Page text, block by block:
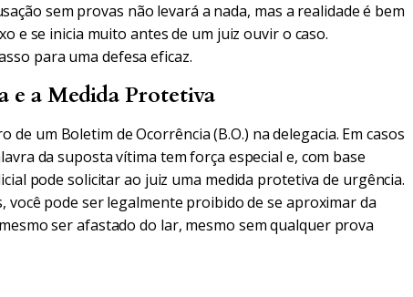
sem provas não levará a nada, mas a realidade é bem
e se inicia muito antes de um juiz ouvir o caso.
para uma defesa eficaz.
e a Medida Protetiva
um Boletim de Ocorrência (B.O.) na delegacia. Em casos
da suposta vítima tem força especial e, com base
pode solicitar ao juiz uma medida protetiva de urgência.
você pode ser legalmente proibido de se aproximar da
ser afastado do lar, mesmo sem qualquer prova